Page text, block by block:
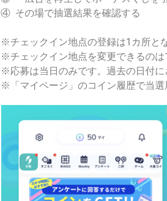
④ その場で抽選結果を確認する
※チェックイン地点の登録は1カ所と
※チェックイン地点を変更できるのは
※応募は当日のみです。過去の日付に
※「マイページ」のコイン履歴で当選